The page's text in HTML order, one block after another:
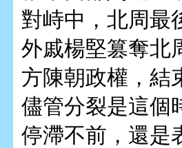
對峙中，北周最
外戚楊堅篡奪北
方陳朝政權，結
儘管分裂是這個
停滯不前，還是